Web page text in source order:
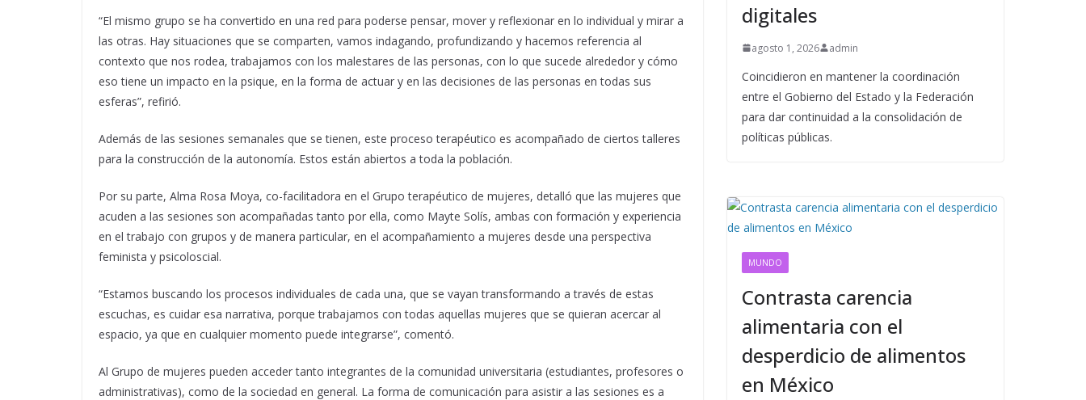
“El mismo grupo se ha convertido en una red para poderse pensar, mover y reflexionar en lo individual y mirar a
las otras. Hay situaciones que se comparten, vamos indagando, profundizando y hacemos referencia al
contexto que nos rodea, trabajamos con los malestares de las personas, con lo que sucede alrededor y cómo
eso tiene un impacto en la psique, en la forma de actuar y en las decisiones de las personas en todas sus
esferas”, refirió.
Además de las sesiones semanales que se tienen, este proceso terapéutico es acompañado de ciertos talleres
para la construcción de la autonomía. Estos están abiertos a toda la población.
Por su parte, Alma Rosa Moya, co-facilitadora en el Grupo terapéutico de mujeres, detalló que las mujeres que
acuden a las sesiones son acompañadas tanto por ella, como Mayte Solís, ambas con formación y experiencia
en el trabajo con grupos y de manera particular, en el acompañamiento a mujeres desde una perspectiva
feminista y psicoloscial.
“Estamos buscando los procesos individuales de cada una, que se vayan transformando a través de estas
escuchas, es cuidar esa narrativa, porque trabajamos con todas aquellas mujeres que se quieran acercar al
espacio, ya que en cualquier momento puede integrarse”, comentó.
Al Grupo de mujeres pueden acceder tanto integrantes de la comunidad universitaria (estudiantes, profesores o
administrativas), como de la sociedad en general. La forma de comunicación para asistir a las sesiones es a
digitales
agosto 1, 2026 admin
Coincidieron en mantener la coordinación
entre el Gobierno del Estado y la Federación
para dar continuidad a la consolidación de
políticas públicas.
MUNDO
Contrasta carencia
alimentaria con el
desperdicio de alimentos
en México